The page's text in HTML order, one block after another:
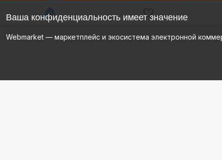
Ваша конфиденциальность имеет значение
Webmarket — маркетплейс и экосистема электронной